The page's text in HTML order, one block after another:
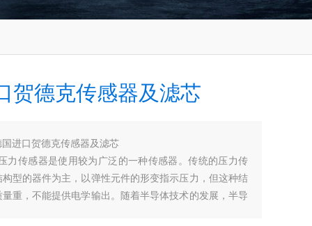
贺德克传感器及滤芯
国进口贺德克传感器及滤芯
力传感器是使用较为广泛的一种传感器。传统的压力传
构型的器件为主，以弹性元件的形变指示压力，但这种结
重，不能提供电学输出。随着半导体技术的发展，半导